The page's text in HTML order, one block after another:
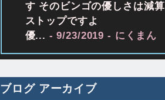
す そのビンゴの優しさは減算
ストップですよ
優... - 9/23/2019 - にくまん
ブログ アーカイブ